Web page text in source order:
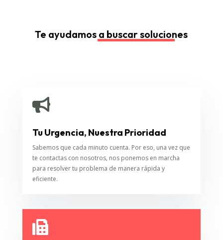
Te ayudamos a buscar soluciones

Tu Urgencia, Nuestra Prioridad
Sabemos que cada minuto cuenta. Por eso, una vez que
te contactas con nosotros, nos ponemos en marcha
para resolver tu problema de manera rápida y
eficiente.
